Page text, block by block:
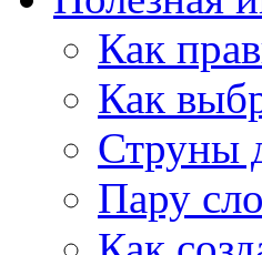
Как
Как
Струны
Пару